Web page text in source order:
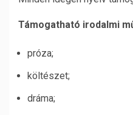
Támogatható irodalmi
próza;
költészet;
dráma;